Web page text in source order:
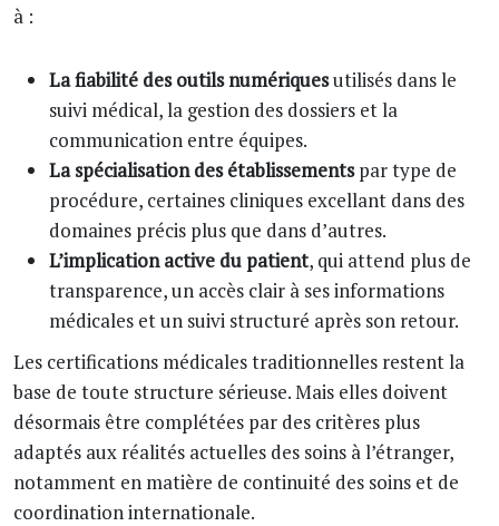
à :
La fiabilité des outils numériquesutilisés dans le
suivi médical, la gestion des dossiers et la
communication entre équipes.
La spécialisation des établissementspar type de
procédure, certaines cliniques excellant dans des
domaines précis plus que dans d’autres.
L’implication active du patient, qui attend plus de
transparence, un accès clair à ses informations
médicales et un suivi structuré après son retour.
Les certifications médicales traditionnelles restent la
base de toute structure sérieuse. Mais elles doivent
désormais être complétées par des critères plus
adaptés aux réalités actuelles des soins à l’étranger,
notamment en matière de continuité des soins et de
coordination internationale.